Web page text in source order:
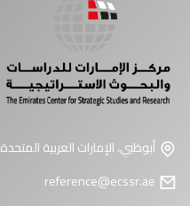
أبوظبي، الإمارات العربية المتحدة